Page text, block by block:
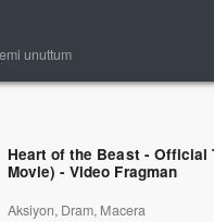
unuttum
Heart of the Beast - Official
Movie) - Video Fragman
Aksiyon, Dram, Macera